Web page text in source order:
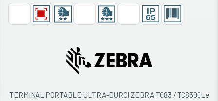
TERMINAL PORTABLE ULTRA-DURCI ZEBRA TC83 / TC8300Le